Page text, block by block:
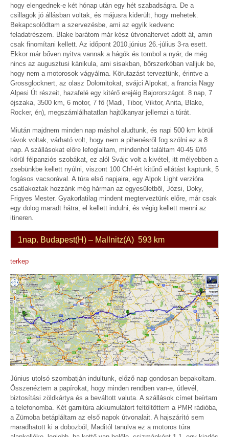
hogy elengednek-e két hónap után egy hét szabadságra. De a
csillagok jó állásban voltak, és májusra kiderült, hogy mehetek.
Bekapcsolódtam a szervezésbe, ami az egyik kedvenc
feladatrészem. Blake barátom már kész útvonaltervet adott át, amin
csak finomítani kellett. Az időpont 2010.június 26.-július 3-ra esett.
Ekkor már bőven nyitva vannak a hágók és tombol a nyár, de még
nincs az augusztusi kánikula, ami sisakban, bőrszerkóban valljuk be,
hogy nem a motorosok vágyálma. Körutazást terveztünk, érintve a
Grossglocknert, az olasz Dolomitokat, svájci Alpokat, a francia Nagy
Alpesi Út részeit, hazafelé egy kitérő erejéig Bajorországot. 8 nap, 7
éjszaka, 3500 km, 6 motor, 7 fő (Madi, Tibor, Viktor, Anita, Blake,
Rocker, én), megszámlálhatatlan hajtűkanyar jellemzi a túrát.
Miután majdnem minden nap máshol aludtunk, és napi 500 km körüli
távok voltak, várható volt, hogy nem a pihenésről fog szólni ez a 8
nap. A szállásokat előre lefoglaltam, mindenhol találtam 40-45 €/fő
körül félpanziós szobákat, ez alól Svájc volt a kivétel, itt mélyebben a
zsebünkbe kellett nyúlni, viszont 100 Chf-ért kitűnő ellátást kaptunk, 5
fogásos vacsorával. A túra első napjaira, egy Alpok Light verzióra
csatlakoztak hozzánk még hárman az egyesületből, Józsi, Doky,
Frigyes Mester. Gyakorlatilag mindent megterveztünk előre, már csak
egy dolog maradt hátra, el kellett indulni, és végig kellett menni az
itineren.
1nap. Budapest(H) – Mallnitz(A) 593 km
terkep
Június utolsó szombatján indultunk, előző nap gondosan bepakoltam.
Összenéztem a papírokat, hogy minden rendben van-e, útlevél,
biztosítási zöldkártya és a beváltott valuta. A szállások címet beírtam
a telefonomba. Két garnitúra akkumulátort feltöltöttem a PMR rádióba,
a Zümoba betápláltam az első napok útvonalait. A hajszárító sem
maradhatott ki a dobozból, Maditól tanulva ez a motoros túra